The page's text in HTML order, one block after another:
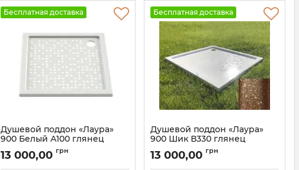
Бесплатная доставка
Душевой поддон «Лаура»
900 Белый А100 глянец
Артикул:138A100
13 000,00 грн
Бесплатная доставка
Душевой поддон «Лаура»
900 Шик В330 глянец
Артикул:138B330
13 000,00 грн